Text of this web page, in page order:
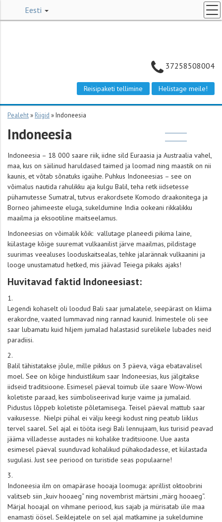
37258508004
Reisipaketi tellimine Helistage meile!
ETTEVÕTTEST
Eesti
Pealeht» Riigid »Indoneesia
Indoneesia
Indoneesia – 18 000 saare riik, iidne sild Euraasia ja Austraalia vahel,
maa, kus on säilinud haruldased taimed ja loomad ning maastik on nii
kaunis, et võtab sõnatuks igaühe. Puhkus Indoneesias – see on
võimalus nautida rahulikku aja kulgu Balil, teha retk iidsetesse
pühamutesse Sumatral, tutvus erakordsete Komodo draakonitega ja
Borneo jahimeeste eluga, sukeldumine India ookeani rikkalikku
maailma ja eksootiline maitseelamus.
Indoneesias on võimalik kõik: vallutage planeedi pikima laine,
külastage kõige suuremat vulkaanilist järve maailmas, pildistage
suurimas veealuses looduskaitsealas, tehke jalarännak vulkaanini ja
looge unustamatud hetked, mis jäävad Teiega pikaks ajaks!
Huvitavad faktid Indoneesiast:
Legendi kohaselt oli loodud Bali saar jumalatele, seepärast on kliima
erakordne, vaated lummavad ning rannad kaunid. Inimestele oli see
saar lubamatu kuid hiljem jumalad halastasid surelikele lubades neid
paradiisi.
Balil tähistatakse jõule, mille pikkus on 3 päeva, väga ebatavalisel
moel. See on kõige hinduistlikum saar Indoneesias, kus jälgitakse
iidseid traditsioone. Esimesel päeval toimub üle saare Wow-Wowi
koletiste paraad, kes sümboliseerivad kurje vaime ja jumalaid.
Pidustus lõppeb koletiste põletamisega. Teisel päeval mattub saar
vaikusesse. Nielpi pühal ei välju keegi kodust ning peatub liiklus
tervel saarel. Sel ajal ei tööta isegi Bali lennujaam, kus turisid peavad
jääma villadesse austades nii kohalike traditsioone. Uue aasta
esimesel päeval suunduvad kohalikud pühakodadesse, et külastada
sugulasi. Just see periood on turistide seas populaarne!
Indoneesia ilm on omapärase hooaja loomuga: aprillist oktoobrini
valitseb siin „kuiv hooaeg“ ning novembrist märtsini „märg hooaeg“.
Märjal hooajal on vihmane periood, kus sajab ja mürisatab üle maa
enamasti öösel. Seiklejatele on sel ajal matkamine ja sukeldumine